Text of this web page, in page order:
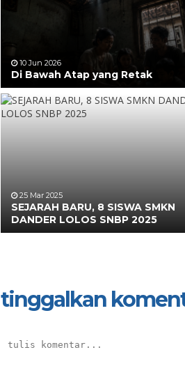
10 Jun 2026
Di Bawah Atap yang Retak
25 Mar 2025
SEJARAH BARU, 8 SISWA SMKN
DANDER LOLOS SNBP 2025
tinggalkan